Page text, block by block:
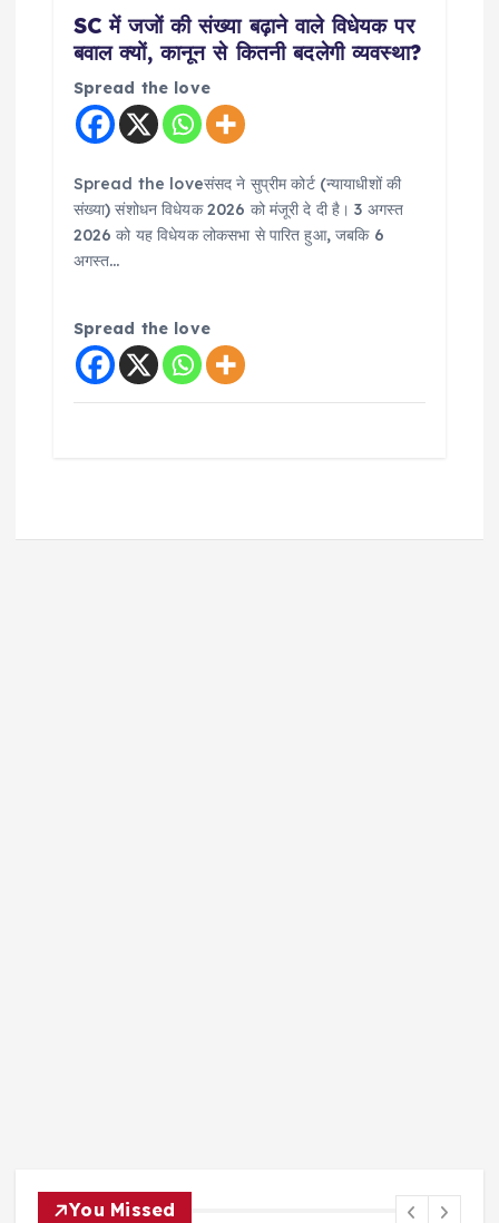
SC में जजों की संख्या बढ़ाने वाले विधेयक पर
बवाल क्यों, कानून से कितनी बदलेगी व्यवस्था?
Spread the love
Spread the loveसंसद ने सुप्रीम कोर्ट (न्यायाधीशों की
संख्या) संशोधन विधेयक 2026 को मंजूरी दे दी है। 3 अगस्त
2026 को यह विधेयक लोकसभा से पारित हुआ, जबकि 6
अगस्त…
Spread the love
You Missed